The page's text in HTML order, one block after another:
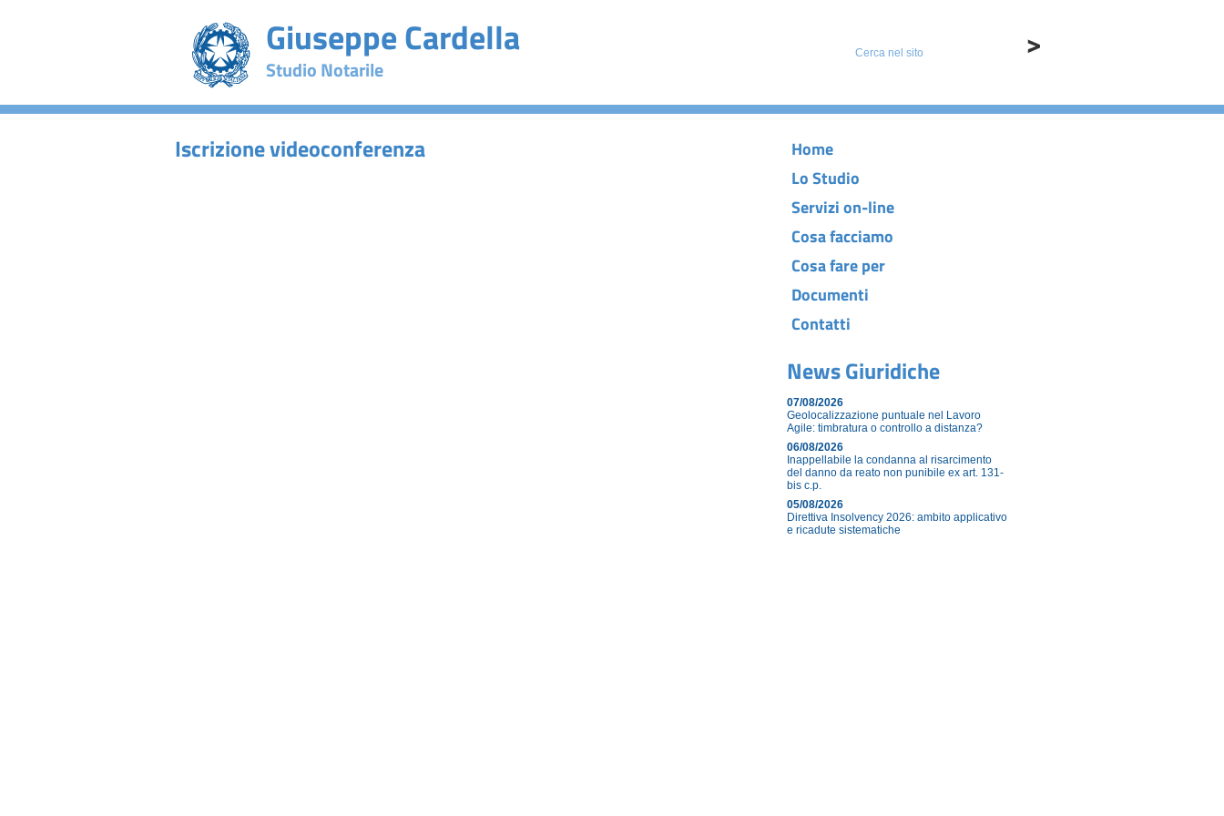
Giuseppe Cardella
Studio Notarile
Home
Lo Studio
Servizi on-line
Cosa facciamo
Cosa fare per
Documenti
Contatti
Iscrizione videoconferenza
News Giuridiche
07/08/2026
Geolocalizzazione puntuale nel Lavoro
Agile: timbratura o controllo a distanza?
06/08/2026
Inappellabile la condanna al risarcimento
del danno da reato non punibile ex art. 131-
bis c.p.
05/08/2026
Direttiva Insolvency 2026: ambito applicativo
e ricadute sistematiche